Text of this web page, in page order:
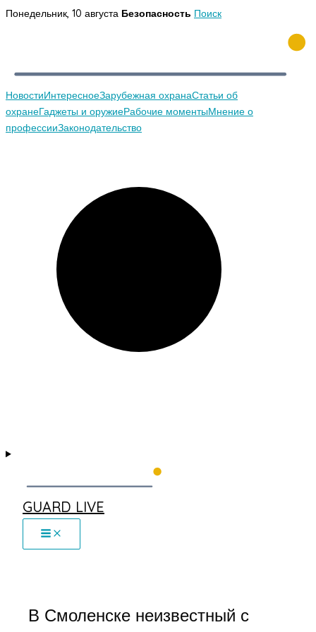
Перейти
Понедельник, 10 августа Безопасность Поиск
НовостиИнтересноеЗарубежная охранаСтатьи об
охранеГаджеты и оружиеРабочие моментыМнение о
профессииЗаконодательство
GUARD LIVE
В Смоленске неизвестный с